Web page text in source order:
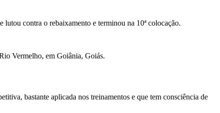
contra o rebaixamento e terminou na 10ª colocação.
Vermelho, em Goiânia, Goiás.
bastante aplicada nos treinamentos e que tem consciência de